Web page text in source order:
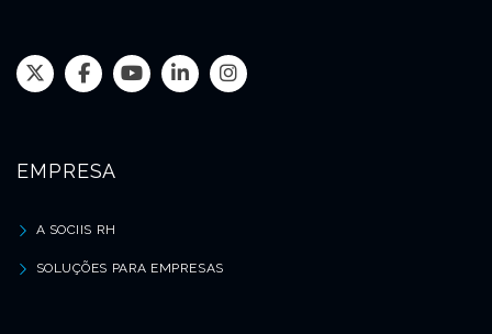
EMPRESA
A SOCIIS RH
SOLUÇÕES PARA EMPRESAS